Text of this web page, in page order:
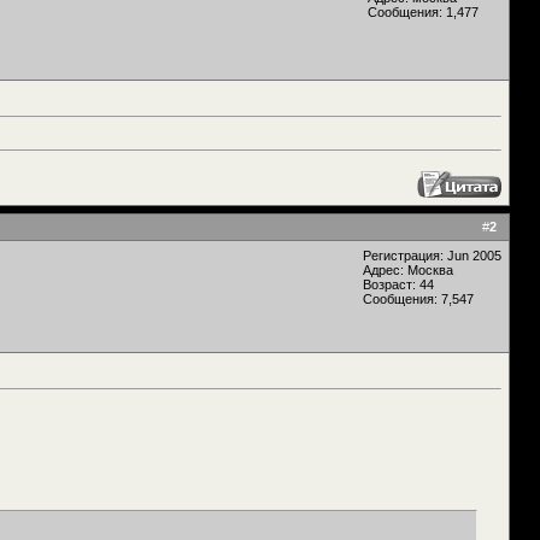
Сообщения: 1,477
#2
Регистрация: Jun 2005
Адрес: Москва
Возраст: 44
Сообщения: 7,547